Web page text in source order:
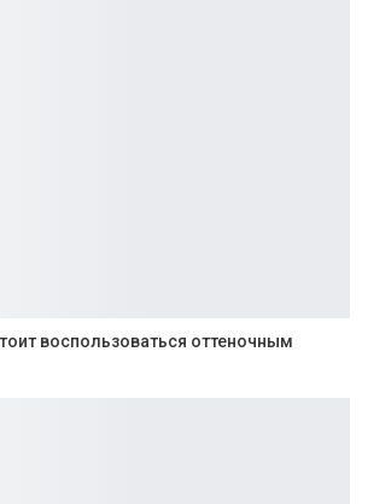
воспользоваться оттеночным